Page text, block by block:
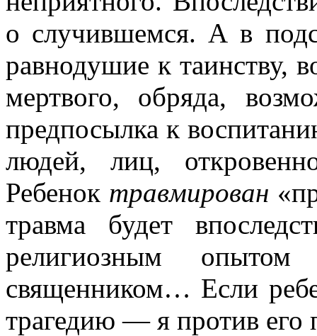
о случившемся. А в
равнодушие к таинству,
мертвого, обряда,
предпосылка к
людей, лиц,
Ребенок травмирован
травма будет
религиозным
священником… Если
трагедию — я против его